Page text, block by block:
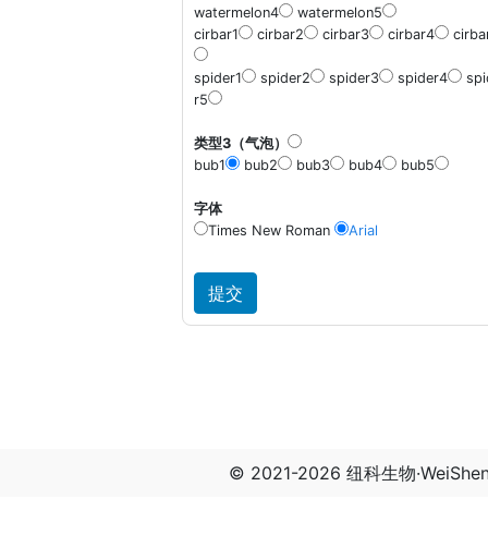
watermelon4
watermelon5
cirbar1
cirbar2 cirbar3 cirbar4
spider1 spider2 spider3 spider4
r5
类型3（气泡）
bub1
bub2 bub3 bub4 bub5
字体
Times New Roman
Arial
© 2021-2026 纽科生物